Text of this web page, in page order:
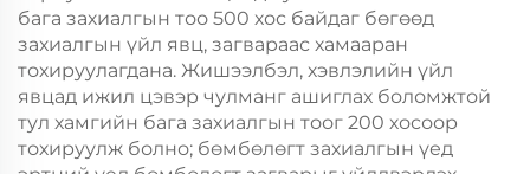
бага захиалгын тоо 500 хос байдаг бөгөөд
захиалгын үйл явц, загвараас хамааран
тохируулагдана. Жишээлбэл, хэвлэлийн үйл
явцад ижил цэвэр чулманг ашиглах боломжтой
тул хамгийн бага захиалгын тоог 200 хосоор
тохируулж болно; бөмбөлөгт захиалгын үед